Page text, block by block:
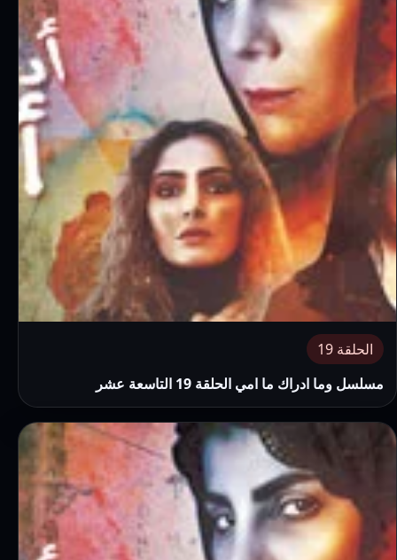
الحلقة 19
مسلسل وما ادراك ما امي الحلقة 19 التاسعة عشر